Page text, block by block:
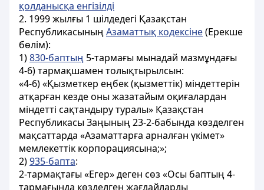
қолданысқа енгізілді
2. 1999 жылғы 1 шілдедегі Қазақстан
РеспубликасыныңАзаматтық кодексіне(Ерекше
бөлім):
1)830-баптың 5-тармағы мынадай мазмұндағы
4-6) тармақшамен толықтырылсын:
«4-6) «Қызметкер еңбек (қызметтік) міндеттерін
атқарған кезде оны жазатайым оқиғалардан
міндетті сақтандыру туралы» Қазақстан
Республикасы Заңының 23-2-бабында көзделген
мақсаттарда «Азаматтарға арналған үкімет»
мемлекеттік корпорациясына;»;
2)935-бапта:
2-тармақтағы «Егер» деген сөз «Осы баптың 4-
тармағында көзделген жағдайларды